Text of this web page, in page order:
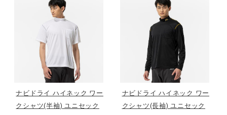
ソフトボール
柔道
ウィンタースポーツ
ナビドライ ハイネック ワー
クシャツ(半袖) ユニセック
ナビドライ ハイネック ワー
クシャツ(長袖) ユニセック